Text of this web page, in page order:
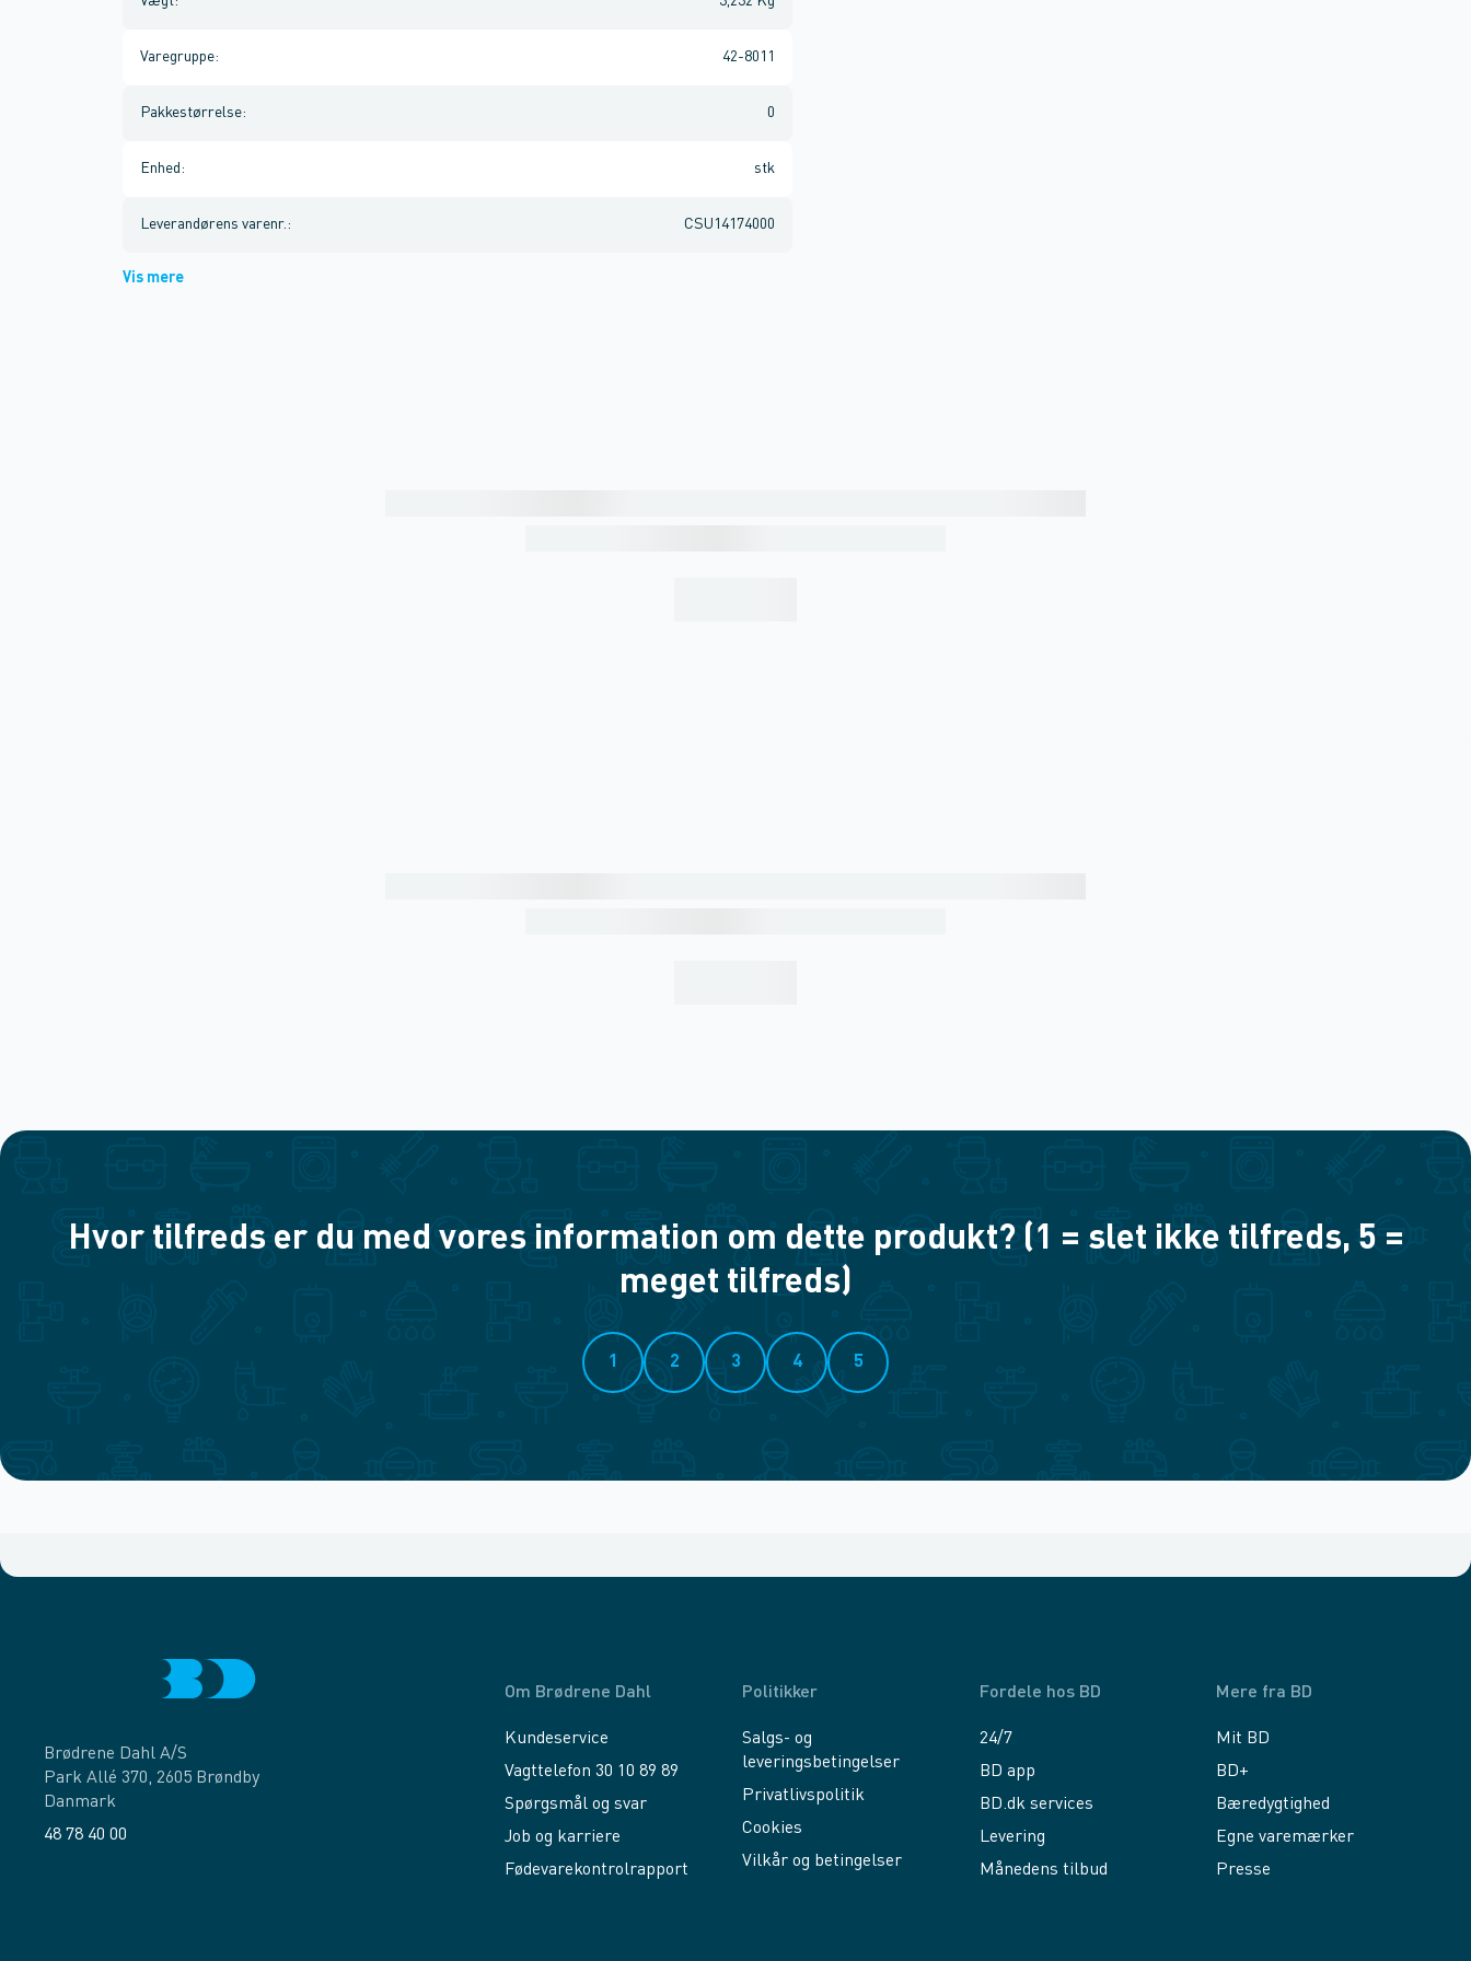
Varegruppe: 42-8011
Pakkestørrelse: 0
Enhed : stk
Leverandørens varenr. : CSU14174000
Vis mere
Hvor tilfreds er du med vores information om dette produkt? (1 = slet ikke tilfreds, 5 =
meget tilfreds)
1 2 3 4 5
Brødrene Dahl A/S
Park Allé 370, 2605 Brøndby
Danmark
48 78 40 00
Om Brødrene Dahl
Kundeservice
Vagttelefon 30 10 89 89
Spørgsmål og svar
Job og karriere
Fødevarekontrolrapport
Politikker
Salgs- og
leveringsbetingelser
Privatlivspolitik
Cookies
Vilkår og betingelser
Fordele hos BD
24/7
BD app
BD.dk services
Levering
Månedens tilbud
Mere fra BD
Mit BD
BD+
Bæredygtighed
Egne varemærker
Presse